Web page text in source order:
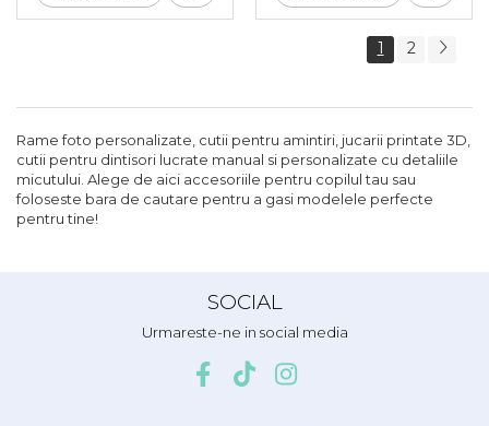
1 2
Rame foto personalizate, cutii pentru amintiri, jucarii printate 3D,
cutii pentru dintisori lucrate manual si personalizate cu detaliile
micutului. Alege de aici accesoriile pentru copilul tau sau
foloseste bara de cautare pentru a gasi modelele perfecte
pentru tine!
SOCIAL
Urmareste-ne in social media